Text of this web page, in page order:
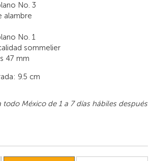
No. 3
alambre
No. 1
sommelier
47 mm
9.5 cm
todo México de 1 a 7 días hábiles después